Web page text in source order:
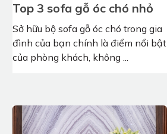
Top 3 sofa gỗ óc chó nhỏ
Sở hữu bộ sofa gỗ óc chó trong gia
đình của bạn chính là điểm nổi bật
của phòng khách, không ...